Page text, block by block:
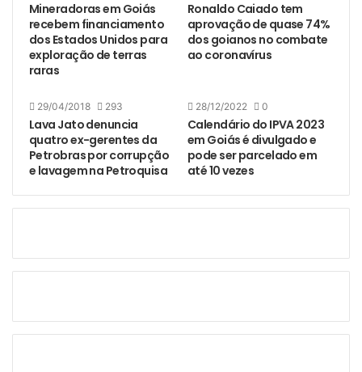
Mineradoras em Goiás
recebem financiamento
dos Estados Unidos para
exploração de terras
raras
Ronaldo Caiado tem
aprovação de quase 74%
dos goianos no combate
ao coronavírus
29/04/2018 293
Lava Jato denuncia
quatro ex-gerentes da
Petrobras por corrupção
e lavagem na Petroquisa
28/12/2022 0
Calendário do IPVA 2023
em Goiás é divulgado e
pode ser parcelado em
até 10 vezes